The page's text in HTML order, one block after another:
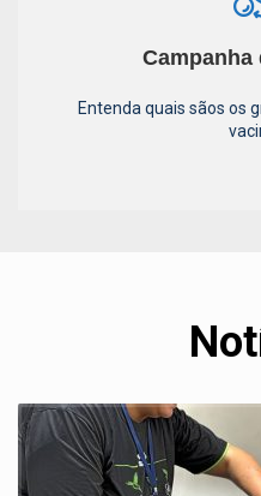
Campanha
Entenda quais sãos os